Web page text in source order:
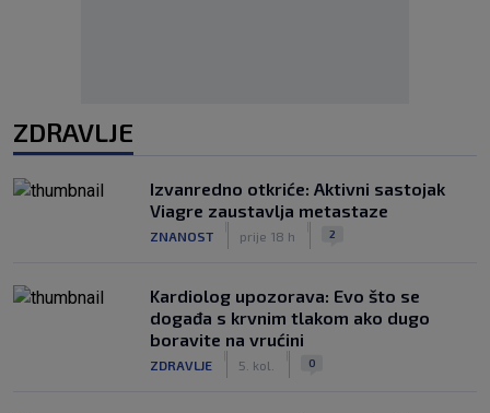
ZDRAVLJE
Izvanredno otkriće: Aktivni sastojak
Viagre zaustavlja metastaze
ZNANOST prije 18 h 2
Kardiolog upozorava: Evo što se
događa s krvnim tlakom ako dugo
boravite na vrućini
ZDRAVLJE 5. kol. 0